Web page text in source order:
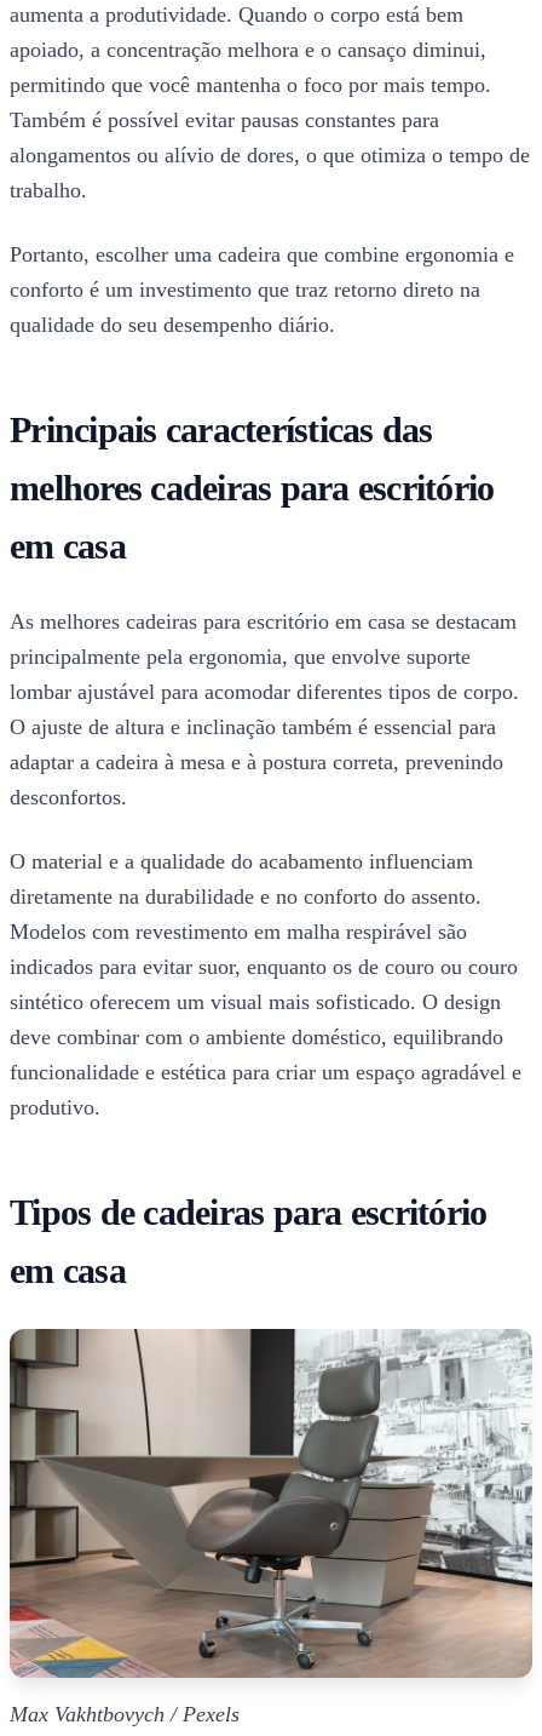
aumenta a produtividade. Quando o corpo está bem
apoiado, a concentração melhora e o cansaço diminui,
permitindo que você mantenha o foco por mais tempo.
Também é possível evitar pausas constantes para
alongamentos ou alívio de dores, o que otimiza o tempo de
trabalho.
Portanto, escolher uma cadeira que combine ergonomia e
conforto é um investimento que traz retorno direto na
qualidade do seu desempenho diário.
Principais características das
melhores cadeiras para escritório
em casa
As melhores cadeiras para escritório em casa se destacam
principalmente pela ergonomia, que envolve suporte
lombar ajustável para acomodar diferentes tipos de corpo.
O ajuste de altura e inclinação também é essencial para
adaptar a cadeira à mesa e à postura correta, prevenindo
desconfortos.
O material e a qualidade do acabamento influenciam
diretamente na durabilidade e no conforto do assento.
Modelos com revestimento em malha respirável são
indicados para evitar suor, enquanto os de couro ou couro
sintético oferecem um visual mais sofisticado. O design
deve combinar com o ambiente doméstico, equilibrando
funcionalidade e estética para criar um espaço agradável e
produtivo.
Tipos de cadeiras para escritório
em casa
Max Vakhtbovych / Pexels